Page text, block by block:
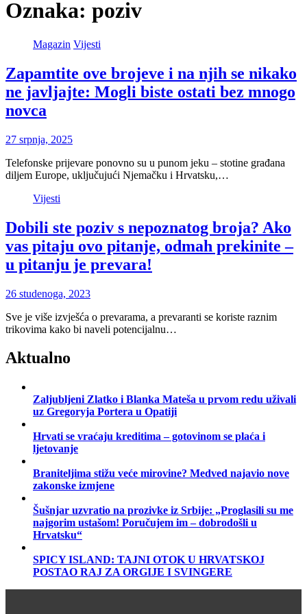
Oznaka: poziv
Magazin Vijesti
Zapamtite ove brojeve i na njih se nikako
ne javljajte: Mogli biste ostati bez mnogo
novca
27 srpnja, 2025
Telefonske prijevare ponovno su u punom jeku – stotine građana
diljem Europe, uključujući Njemačku i Hrvatsku,…
Vijesti
Dobili ste poziv s nepoznatog broja? Ako
vas pitaju ovo pitanje, odmah prekinite –
u pitanju je prevara!
26 studenoga, 2023
Sve je više izvješća o prevarama, a prevaranti se koriste raznim
trikovima kako bi naveli potencijalnu…
Aktualno
Zaljubljeni Zlatko i Blanka Mateša u prvom redu uživali
uz Gregoryja Portera u Opatiji
Hrvati se vraćaju kreditima – gotovinom se plaća i
ljetovanje
Braniteljima stižu veće mirovine? Medved najavio nove
zakonske izmjene
Šušnjar uzvratio na prozivke iz Srbije: „Proglasili su me
najgorim ustašom! Poručujem im – dobrodošli u
Hrvatsku“
SPICY ISLAND: TAJNI OTOK U HRVATSKOJ
POSTAO RAJ ZA ORGIJE I SVINGERE